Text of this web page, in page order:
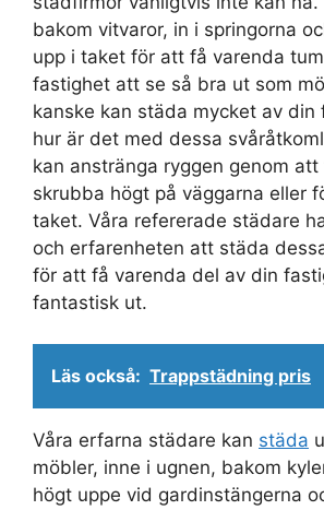
bakom vitvaror, in i springorna
upp i taket för att få varenda
fastighet att se så bra ut som
kanske kan städa mycket av din
hur är det med dessa
kan anstränga ryggen genom att
skrubba högt på väggarna eller
taket. Våra refererade städare
och erfarenheten att städa
för att få varenda del av din
fantastisk ut.
Läs också: Trappstädning pris
Våra erfarna städare kan städa
möbler, inne i ugnen, bakom
högt uppe vid gardinstängerna